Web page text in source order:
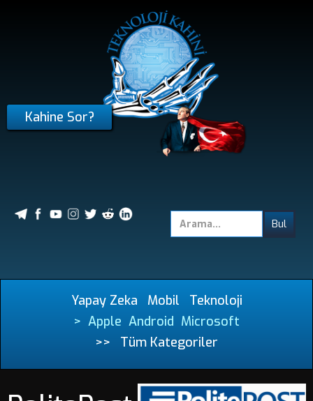
Kahine Sor?
Yapay Zeka Mobil
Teknoloji
> Apple Android Microsoft
>>
Tüm Kategoriler